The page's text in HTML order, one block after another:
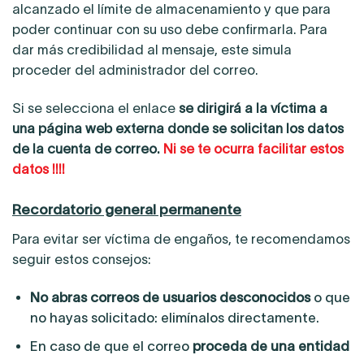
alcanzado el límite de almacenamiento y que para
poder continuar con su uso debe confirmarla. Para
dar más credibilidad al mensaje, este simula
proceder del administrador del correo.
Si se selecciona el enlace se dirigirá a la víctima a
una página web externa donde se solicitan los datos
de la cuenta de correo. Ni se te ocurra facilitar estos
datos !!!!
Recordatorio general permanente
Para evitar ser víctima de engaños, te recomendamos
seguir estos consejos:
No abras correos de usuarios desconocidoso que
no hayas solicitado: elimínalos directamente.
En caso de que el correo proceda de una entidad